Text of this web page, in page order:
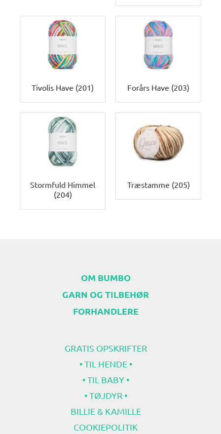
Tivolis Have (201) Forårs Have (203)
Stormfuld Himmel
(204)
Træstamme (205)
OM BUMBO
GARN OG TILBEHØR
FORHANDLERE
GRATIS OPSKRIFTER
• TIL HENDE •
• TIL BABY •
• TØJDYR •
BILLIE & KAMILLE
COOKIEPOLITIK